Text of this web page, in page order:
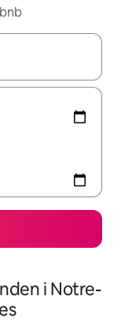
med upp- och
i Notre-